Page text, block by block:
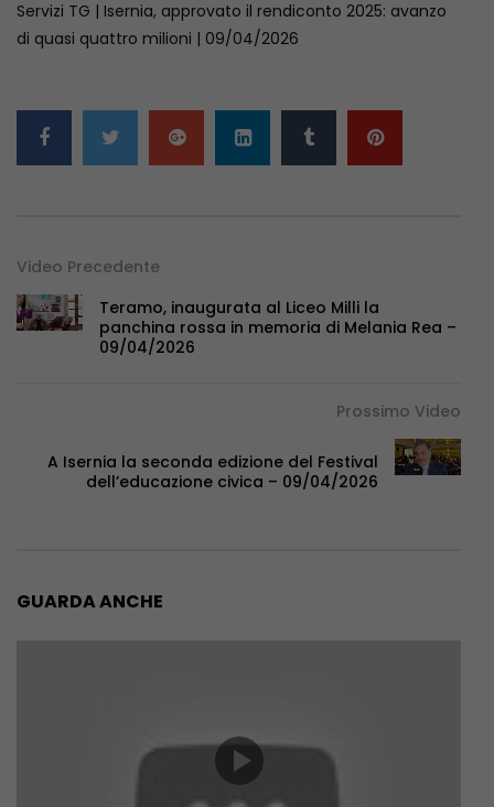
Servizi TG | Isernia, approvato il rendiconto 2025: avanzo
di quasi quattro milioni | 09/04/2026
Video Precedente
Teramo, inaugurata al Liceo Milli la
panchina rossa in memoria di Melania Rea –
09/04/2026
Prossimo Video
A Isernia la seconda edizione del Festival
dell’educazione civica – 09/04/2026
GUARDA ANCHE